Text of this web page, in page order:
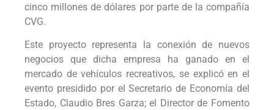
cinco millones de dólares por parte de la compañía
CVG.
Este proyecto representa la conexión de nuevos
negocios que dicha empresa ha ganado en el
mercado de vehículos recreativos, se explicó en el
evento presidido por el Secretario de Economía del
Estado, Claudio Bres Garza; el Director de Fomento